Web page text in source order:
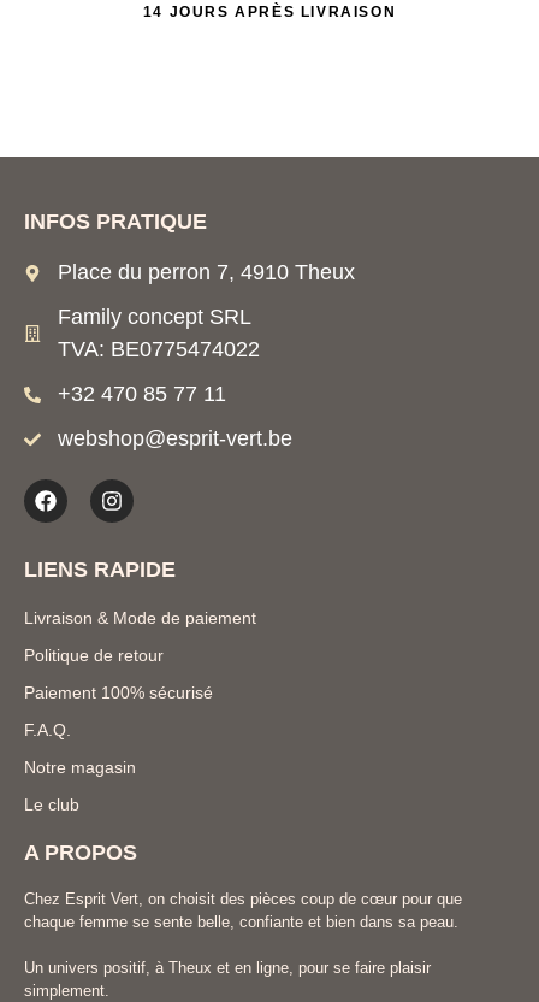
14 JOURS APRÈS LIVRAISON
INFOS PRATIQUE
Place du perron 7, 4910 Theux
Family concept SRL
TVA: BE0775474022
+32 470 85 77 11
webshop@esprit-vert.be
LIENS RAPIDE
Livraison & Mode de paiement
Politique de retour
Paiement 100% sécurisé
F.A.Q.
Notre magasin
Le club
A PROPOS
Chez Esprit Vert, on choisit des pièces coup de cœur pour que
chaque femme se sente belle, confiante et bien dans sa peau.
Un univers positif, à Theux et en ligne, pour se faire plaisir
simplement.